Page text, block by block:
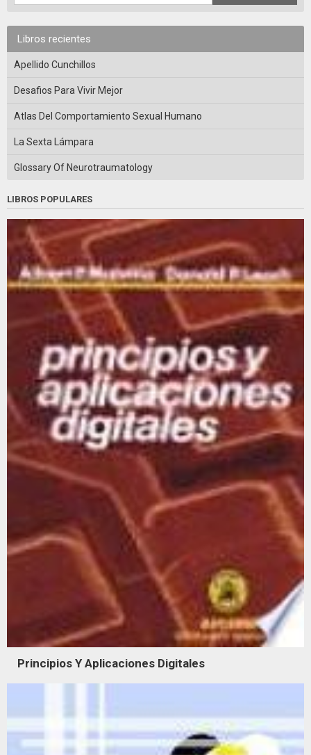
Libros recientes
Apellido Cunchillos
Desafios Para Vivir Mejor
Atlas Del Comportamiento Sexual Humano
La Sexta Lámpara
Glossary Of Neurotraumatology
LIBROS POPULARES
Principios Y Aplicaciones Digitales